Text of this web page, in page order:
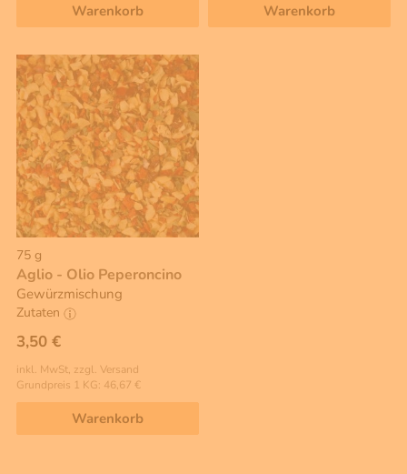
Warenkorb Warenkorb
75 g
Aglio - Olio Peperoncino
Gewürzmischung
Zutaten
3,50 €
inkl. MwSt, zzgl. Versand
Grundpreis 1 KG: 46,67 €
Warenkorb